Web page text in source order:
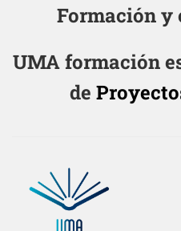
Formación y
UMA formación
de